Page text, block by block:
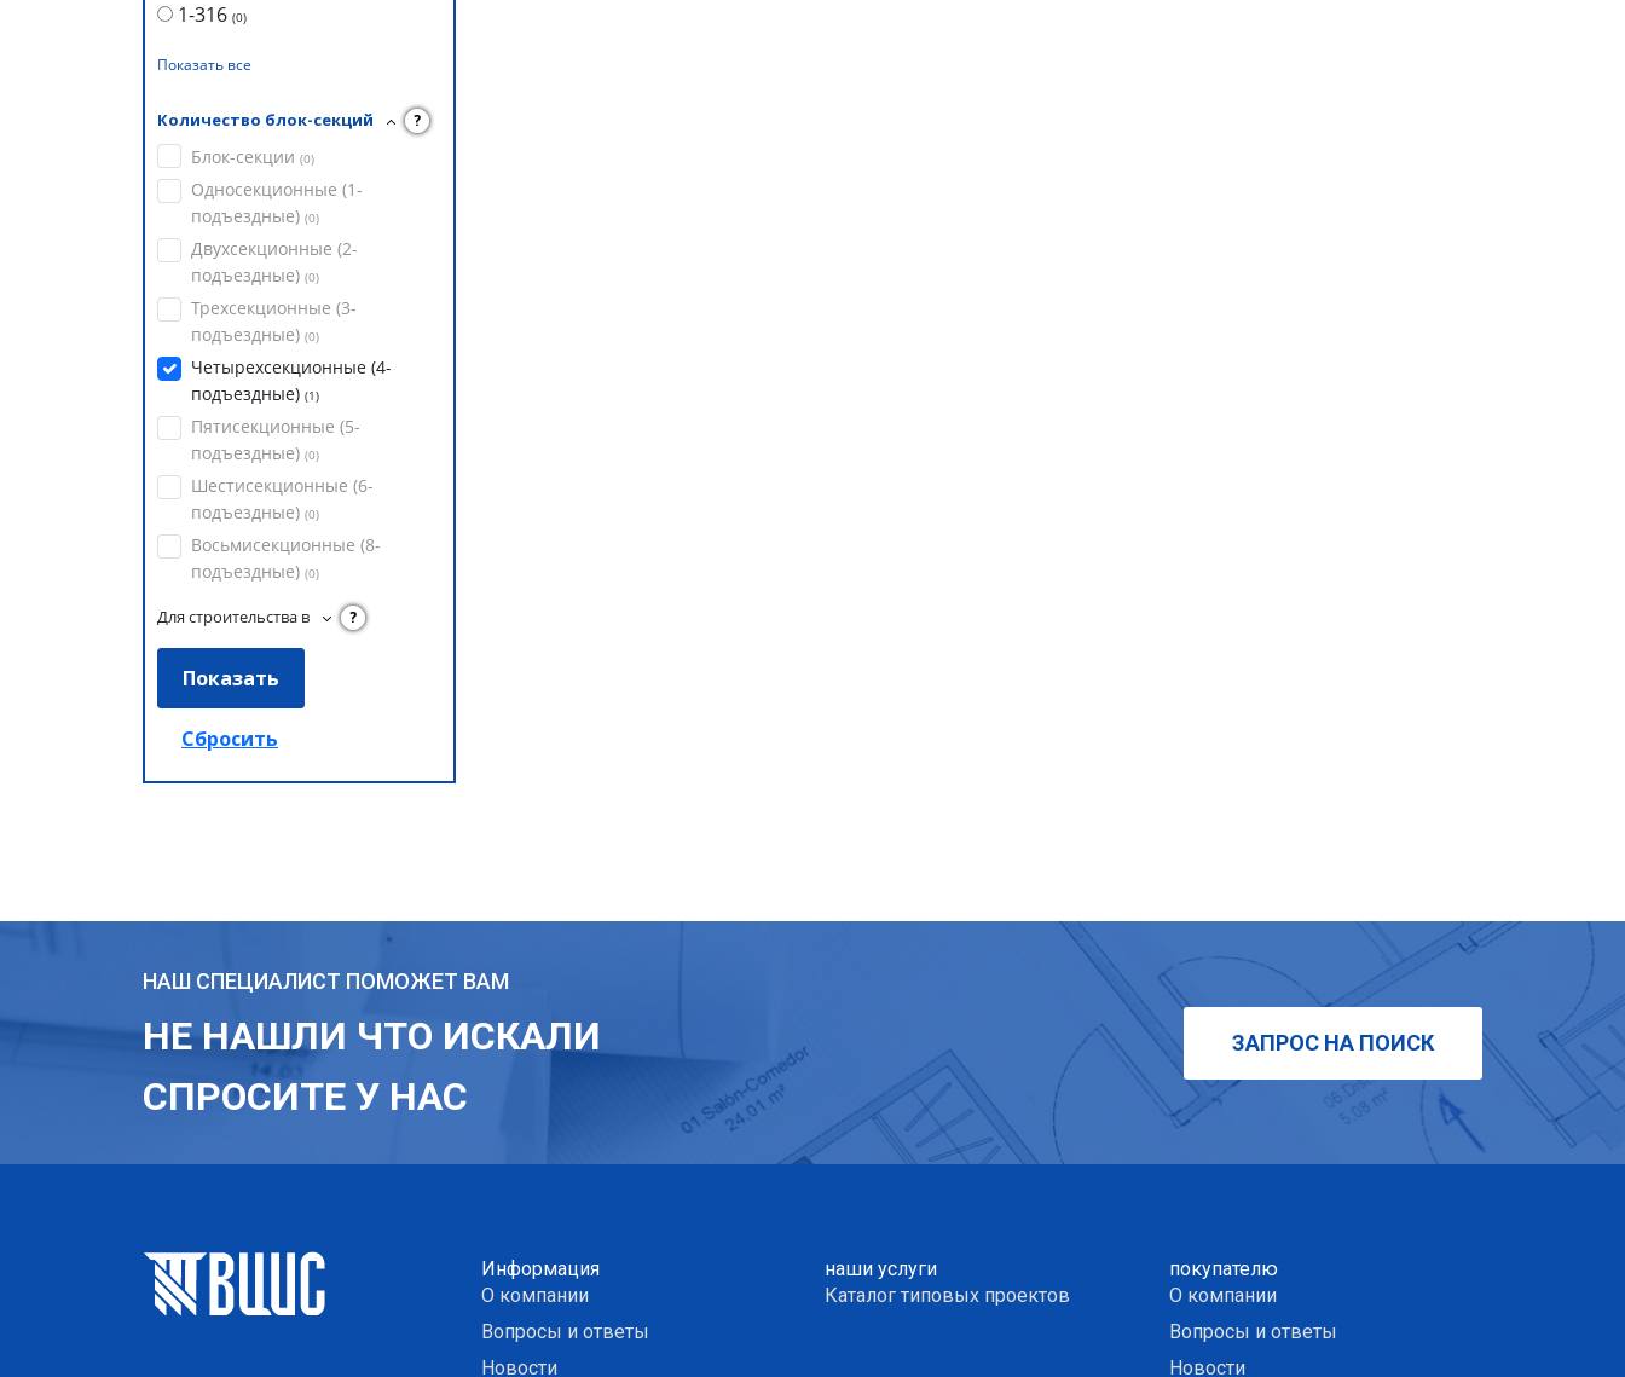
1-316 (0)
Показать все
Количество блок-секций ?
Блок-секции (0)
Односекционные (1-
подъездные) (0)
Двухсекционные (2-
подъездные) (0)
Трехсекционные (3-
подъездные) (0)
Четырехсекционные (4-
подъездные) (1)
Пятисекционные (5-
подъездные) (0)
Шестисекционные (6-
подъездные) (0)
Восьмисекционные (8-
подъездные) (0)
Для строительства в ?
НАШ СПЕЦИАЛИСТ ПОМОЖЕТ ВАМ
НЕ НАШЛИ ЧТО ИСКАЛИ
СПРОСИТЕ У НАС
ЗАПРОС НА ПОИСК
Информация
О компании
Вопросы и ответы
Новости
наши услуги
Каталог типовых проектов
покупателю
О компании
Вопросы и ответы
Новости